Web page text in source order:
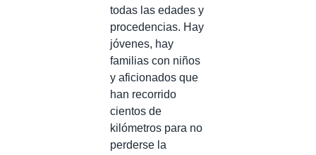
todas las edades y
procedencias. Hay
jóvenes, hay
familias con niños
y aficionados que
han recorrido
cientos de
kilómetros para no
perderse la